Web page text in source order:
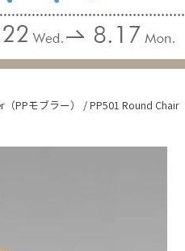
（PPモブラー） / PP501 Round